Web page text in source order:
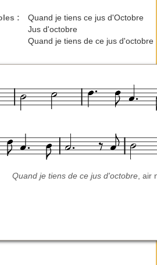
:
Quand je tiens ce jus d'Octobre
Jus d'octobre
Quand je tiens de ce jus d'octobre
Quand je tiens de ce jus d'octobre, air